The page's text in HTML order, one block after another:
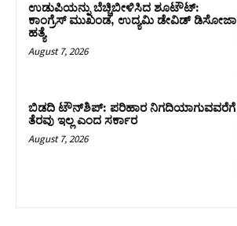
ಉಡುಪಿಯನ್ನು ಬೆಚ್ಚಿಬೀಳಿಸಿದ ಶೂಟೌಟ್‌:
ಕಾಂಗ್ರೆಸ್‌ ಮುಖಂಡ, ಉದ್ಯಮಿ ಡೇವಿಡ್ ಡಿಸೋಜಾ
ಹತ್ಯೆ
August 7, 2026
ಬಿಡದಿ ಟೌನ್‌ಶಿಪ್‌: ಪರಿಹಾರ ನಿಗದಿಯಾಗುವವರೆಗೆ
ತೆರವು ಇಲ್ಲ ಎಂದ ಸರ್ಕಾರ
August 7, 2026